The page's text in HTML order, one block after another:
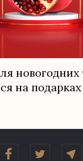
новогодних
на подарках